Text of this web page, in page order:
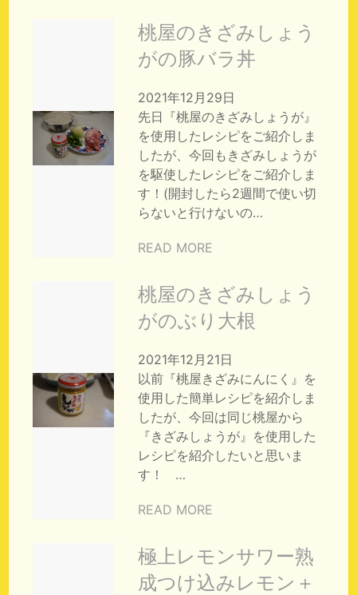
桃屋のきざみしょう
がの豚バラ丼
2021年12月29日
先日『桃屋のきざみしょうが』
を使用したレシピをご紹介しま
したが、今回もきざみしょうが
を駆使したレシピをご紹介しま
す！(開封したら2週間で使い切
らないと行けないの…
READ MORE
桃屋のきざみしょう
がのぶり大根
2021年12月21日
以前『桃屋きざみにんにく』を
使用した簡単レシピを紹介しま
したが、今回は同じ桃屋から
『きざみしょうが』を使用した
レシピを紹介したいと思いま
す！ …
READ MORE
極上レモンサワー熟
成つけ込みレモン＋